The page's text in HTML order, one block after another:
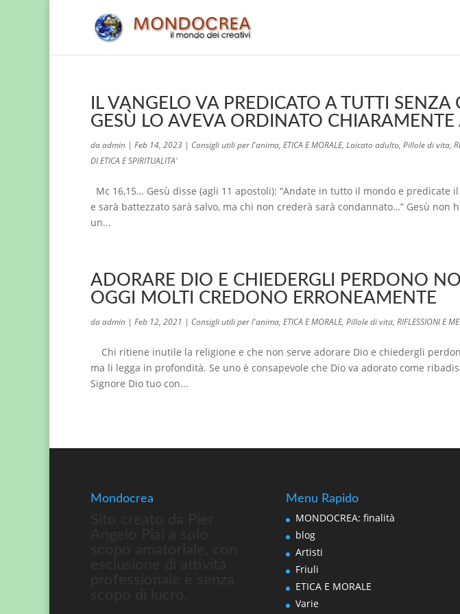
IL VANGELO VA PREDICATO A TUTTI SENZA
GESÙ LO AVEVA ORDINATO CHIARAMENTE
daadmin | Feb 14, 2023 | Consigli utili per l'anima, ETICA E MORALE, Laicato adulto, Pillole di vita,
DI ETICA E SPIRITUALITA'
Mc 16,15… Gesù disse (agli 11 apostoli): “Andate in tutto il mondo e predicate
e sarà battezzato sarà salvo, ma chi non crederà sarà condannato…” Gesù non
un...
ADORARE DIO E CHIEDERGLI PERDONO
OGGI MOLTI CREDONO ERRONEAMENTE
daadmin | Feb 12, 2021 | Consigli utili per l'anima, ETICA E MORALE, Pillole di vita, RIFLESSIONI E
Chi ritiene inutile la religione e che non serve adorare Dio e chiedergli
ma li legga in profondità. Se uno è consapevole che Dio va adorato come
Signore Dio tuo con...
Mondocrea Menu Rapido
MONDOCREA: finalità
blog
Artisti
Friuli
ETICA E MORALE
Varie